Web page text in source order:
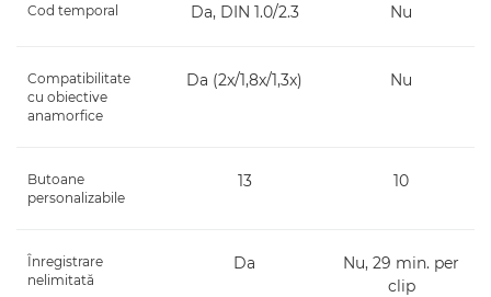
Cod temporal Da, DIN 1.0/2.3 Nu
Compatibilitate
cu obiective
anamorfice
Da (2x/1,8x/1,3x) Nu
Butoane
personalizabile
13 10
Înregistrare
nelimitată
Da
Nu, 29 min. per
clip